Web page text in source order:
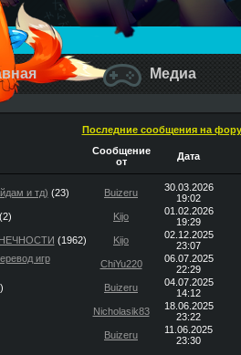
Медиа
Последние сообщения на
Сообщение
от
Дата
и тд) (23) Buizeru
30.03.2026
19:02
Kijo
01.02.2026
19:29
(1962) Kijo
02.12.2025
23:07
игр
ChiYu220
06.07.2025
22:29
Buizeru
04.07.2025
14:12
Nicholasik83
18.06.2025
23:22
Buizeru
11.06.2025
23:30